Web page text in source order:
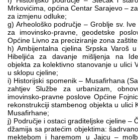
Mrkovićima, općina Centar Sarajevo –
za izmjenu odluke;
g) Arheološko područje – Groblje sv.
za imovinsko-pravne, geodetske
Općine Livno za preciziranje zona
h) Ambijentalna cjelina Srpska Varoš
Hibeljića za davanje mišljenja na
objekta za kolektivno stanovanje u ulici
u sklopu cjeline;
i) Historijski spomenik – Musafirhana
zahtjev Službe za urbanizam,
imovinsko-pravne poslove Općine
rekonstrukciji stambenog objekta u ulici
Musafirhane;
j) Područje i ostaci graditeljske cjeline –
džamija sa pratećim objektima:
mektebom i haremom u Jajcu –